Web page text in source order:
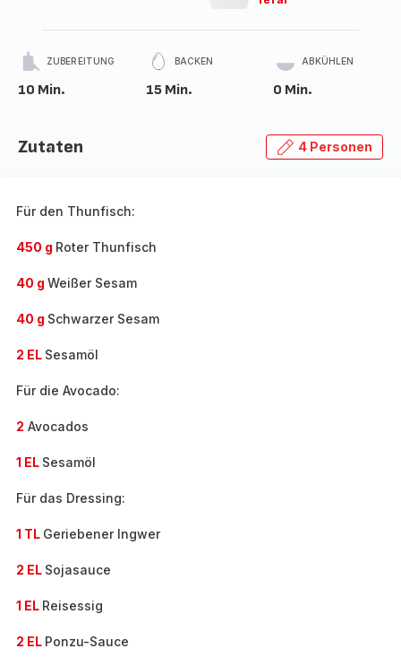
ZUBEREITUNG
10 Min.
BACKEN
15 Min.
ABKÜHLEN
0 Min.
Zutaten 4 Personen
Für den Thunfisch:
450 g Roter Thunfisch
40 g Weißer Sesam
40 g Schwarzer Sesam
2 EL Sesamöl
Für die Avocado:
2 Avocados
1 EL Sesamöl
Für das Dressing:
1 TL Geriebener Ingwer
2 EL Sojasauce
1 EL Reisessig
2 EL Ponzu-Sauce